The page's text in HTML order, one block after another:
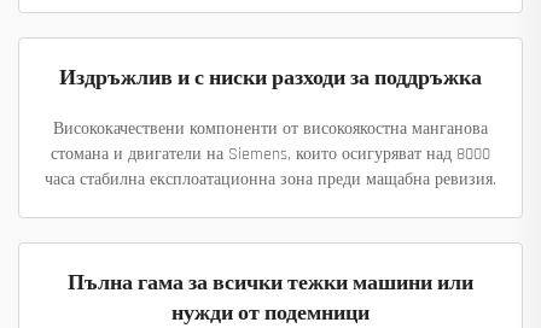
Издръжлив и с ниски разходи за поддръжка
Висококачествени компоненти от високоякостна манганова
стомана и двигатели на Siemens, които осигуряват над 8000
часа стабилна експлоатационна зона преди мащабна ревизия.
Пълна гама за всички тежки машини или
нужди от подемници